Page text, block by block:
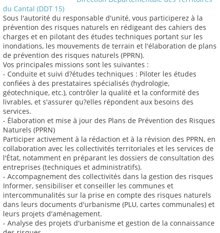
du Cantal (DDT 15)
Sous l'autorité du responsable d'unité, vous participerez à la
prévention des risques naturels en rédigeant des cahiers des
charges et en pilotant des études techniques portant sur les
inondations, les mouvements de terrain et l'élaboration de plans
de prévention des risques naturels (PPRN).
Vos principales missions sont les suivantes :
- Conduite et suivi d?études techniques : Piloter les études
confiées à des prestataires spécialisés (hydrologie,
géotechnique, etc.), contrôler la qualité et la conformité des
livrables, et s'assurer qu?elles répondent aux besoins des
services.
- Élaboration et mise à jour des Plans de Prévention des Risques
Naturels (PPRN)
Participer activement à la rédaction et à la révision des PPRN, en
collaboration avec les collectivités territoriales et les services de
l'État, notamment en préparant les dossiers de consultation des
entreprises (techniques et administratifs).
- Accompagnement des collectivités dans la gestion des risques
Informer, sensibiliser et conseiller les communes et
intercommunalités sur la prise en compte des risques naturels
dans leurs documents d'urbanisme (PLU, cartes communales) et
leurs projets d'aménagement.
- Analyse des projets d'urbanisme et gestion de la connaissance